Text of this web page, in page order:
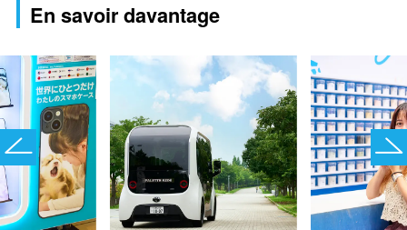
En savoir davantage